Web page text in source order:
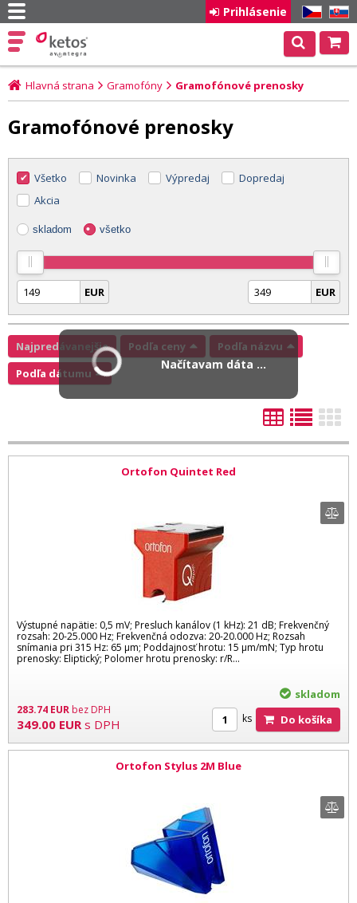
CZ SK
Prihlásenie
Hlavná strana Gramofóny Gramofónové prenosky
Gramofónové prenosky
Všetko Novinka Výpredaj
Dopredaj
Akcia
skladom všetko
EUR EUR
Najpredávanejšie Podľa ceny
Podľa názvu
Podľa dátumu
Ortofon Quintet Red
Výstupné napätie: 0,5 mV; Presluch kanálov (1 kHz): 21 dB; Frekvenčný
rozsah: 20-25.000 Hz; Frekvenčná odozva: 20-20.000 Hz; Rozsah
snímania pri 315 Hz: 65 µm; Poddajnosť hrotu: 15 µm/mN; Typ hrotu
prenosky: Eliptický; Polomer hrotu prenosky: r/R...
283.74 EURbez DPH
349.00 EUR s DPH
skladom
ks Do košíka
Ortofon Stylus 2M Blue
Načítavam dáta ...